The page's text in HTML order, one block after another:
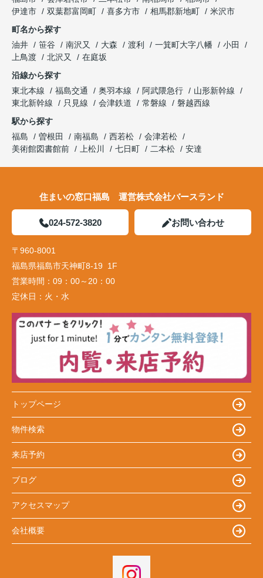
伊達市
双葉郡富岡町 喜多方市 相馬郡新地町
米沢市
町名から探す
油井
笹谷 南沢又 大森 渡利 一箕町大字八幡
小田
上鳥渡
北沢又
在庭坂
沿線から探す
東北本線
福島交通 奥羽本線 阿武隈急行
山形新幹線
東北新幹線
只見線 会津鉄道 常磐線
磐越西線
駅から探す
福島
曽根田 南福島 西若松
会津若松
美術館図書館前
上松川 七日町 二本松 安達
住まいの窓口福島 運営株式会社バースランド
024-572-3820 お問い合わせ
〒960-8001
福島県福島市天神町8-19 1F
営業時間： 09：00～20：00
定休日： 火・水
トップページ
物件検索
来店予約
ブログ
アクセスマップ
会社概要